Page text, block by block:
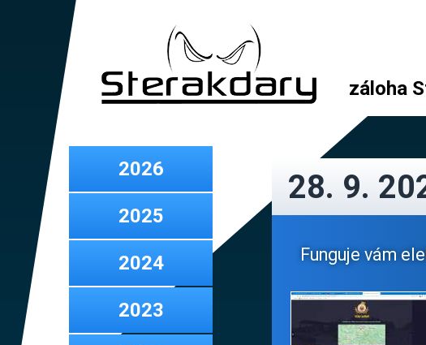
záloha
2026
2025
2024
2023
28. 9.
Funguje vám